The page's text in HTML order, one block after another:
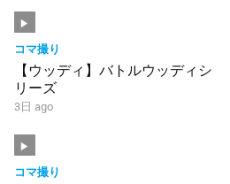
コマ撮り
【ウッディ】バトルウッディシ
リーズ
3日 ago
コマ撮り